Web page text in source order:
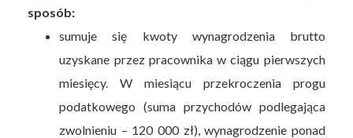
sposób:
sumuje się kwoty wynagrodzenia brutto
uzyskane przez pracownika w ciągu pierwszych
miesięcy. W miesiącu przekroczenia progu
podatkowego (suma przychodów podlegająca
zwolnieniu – 120 000 zł), wynagrodzenie ponad